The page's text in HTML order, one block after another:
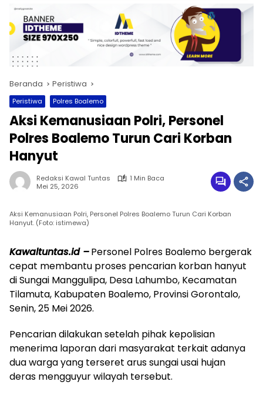
Beranda Peristiwa
Peristiwa Polres Boalemo
Aksi Kemanusiaan Polri, Personel
Polres Boalemo Turun Cari Korban
Hanyut
Redaksi Kawal Tuntas
1 Min Baca
Mei 25, 2026
Aksi Kemanusiaan Polri, Personel Polres Boalemo Turun Cari Korban
Hanyut. (Foto: istimewa)
Kawaltuntas.id –Personel Polres Boalemo bergerak
cepat membantu proses pencarian korban hanyut
di Sungai Manggulipa, Desa Lahumbo, Kecamatan
Tilamuta, Kabupaten Boalemo, Provinsi Gorontalo,
Senin, 25 Mei 2026.
Pencarian dilakukan setelah pihak kepolisian
menerima laporan dari masyarakat terkait adanya
dua warga yang terseret arus sungai usai hujan
deras mengguyur wilayah tersebut.